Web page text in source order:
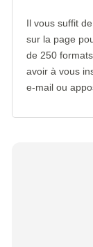
Il vous suffit
sur la page
de 250
avoir à vous
e-mail ou